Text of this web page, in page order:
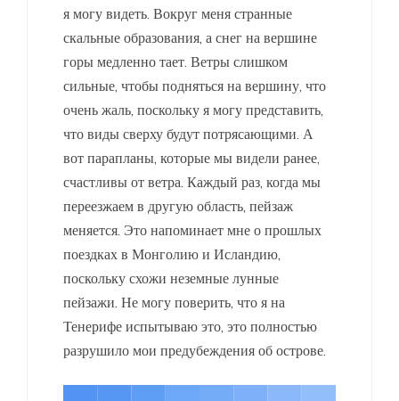
я могу видеть. Вокруг меня странные
скальные образования, а снег на вершине
горы медленно тает. Ветры слишком
сильные, чтобы подняться на вершину, что
очень жаль, поскольку я могу представить,
что виды сверху будут потрясающими. А
вот парапланы, которые мы видели ранее,
счастливы от ветра. Каждый раз, когда мы
переезжаем в другую область, пейзаж
меняется. Это напоминает мне о прошлых
поездках в Монголию и Исландию,
поскольку схожи неземные лунные
пейзажи. Не могу поверить, что я на
Тенерифе испытываю это, это полностью
разрушило мои предубеждения об острове.